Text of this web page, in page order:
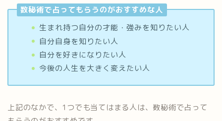
数秘術で占ってもらうのがおすすめな人
生まれ持つ自分の才能・強みを知りたい人
自分自身を知りたい人
自分を好きになりたい人
今後の人生を大きく変えたい人
上記のなかで、1つでも当てはまる人は、数秘術で占って